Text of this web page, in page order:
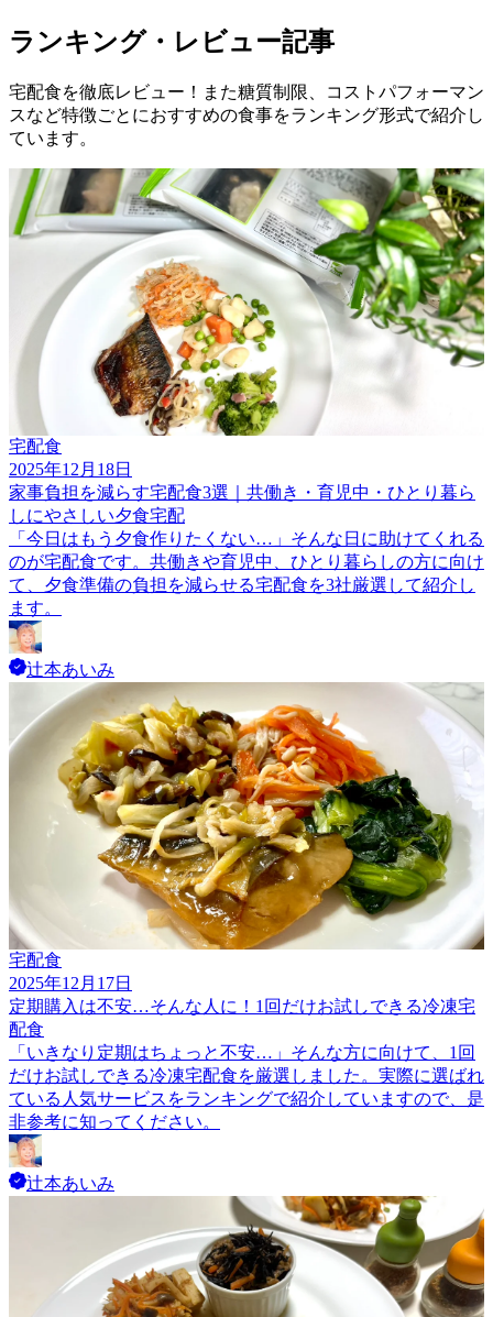
ランキング・レビュー記事
宅配食を徹底レビュー！また糖質制限、コストパフォーマン
スなど特徴ごとにおすすめの食事をランキング形式で紹介し
ています。
宅配食
2025年12月18日
家事負担を減らす宅配食3選｜共働き・育児中・ひとり暮ら
しにやさしい夕食宅配
「今日はもう夕食作りたくない…」そんな日に助けてくれる
のが宅配食です。共働きや育児中、ひとり暮らしの方に向け
て、夕食準備の負担を減らせる宅配食を3社厳選して紹介し
ます。
辻本あいみ
宅配食
2025年12月17日
定期購入は不安…そんな人に！1回だけお試しできる冷凍宅
配食
「いきなり定期はちょっと不安…」そんな方に向けて、1回
だけお試しできる冷凍宅配食を厳選しました。実際に選ばれ
ている人気サービスをランキングで紹介していますので、是
非参考に知ってください。
辻本あいみ